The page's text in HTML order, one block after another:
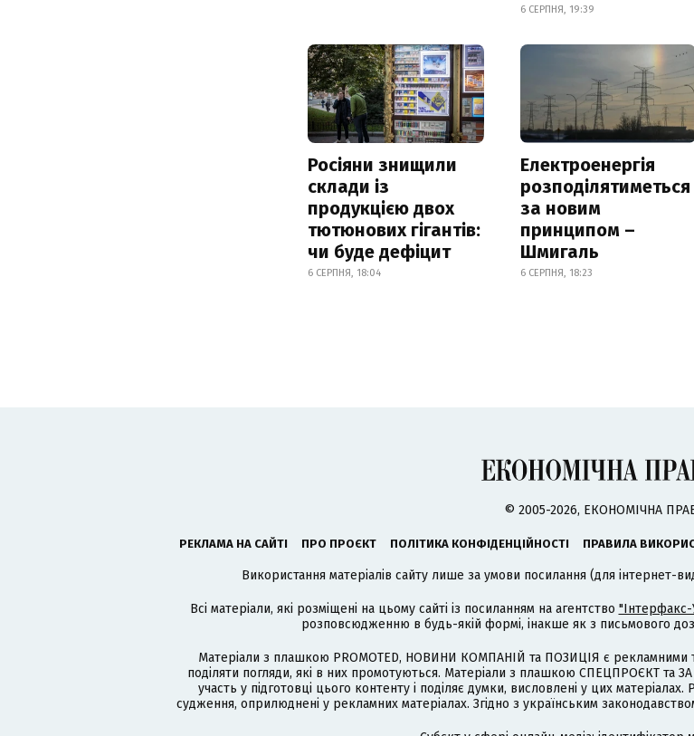
6 СЕРПНЯ, 19:39
Росіяни знищили
склади із
продукцією двох
тютюнових гігантів:
чи буде дефіцит
6 СЕРПНЯ, 18:04
Електроенергія
розподілятиметься
за новим
принципом –
Шмигаль
6 СЕРПНЯ, 18:23
© 2005-2026, ЕКОНОМІЧНА
РЕКЛАМА НА САЙТІ ПРО ПРОЄКТ ПОЛІТИКА КОНФІДЕНЦІЙНОСТІ ПРАВИЛА
Використання матеріалів сайту лише за умови посилання (для інтернет-
Всі матеріали, які розміщені на цьому сайті із посиланням на агентство "Інтерфакс-
розповсюдженню в будь-якій формі, інакше як з письмового
Матеріали з плашкою PROMOTED, НОВИНИ КОМПАНІЙ та ПОЗИЦІЯ є рекламними
поділяти погляди, які в них промотуються. Матеріали з плашкою СПЕЦПРОЄКТ та
участь у підготовці цього контенту і поділяє думки, висловлені у цих матеріалах.
судження, оприлюднені у рекламних матеріалах. Згідно з українським